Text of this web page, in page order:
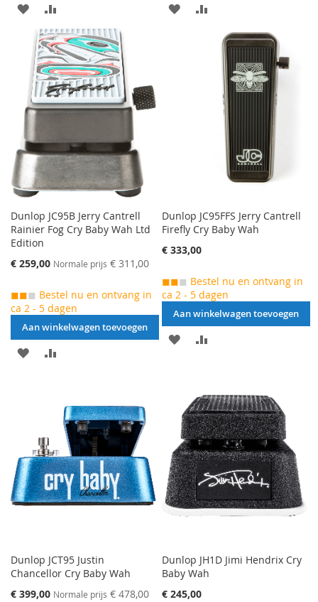
AAN
VERLANGLIJST
TOEVOEGEN
TOE
OM
TE
VERGELIJKEN
AAN
VERLANGLIJST
TOEVOEGEN
TOE
OM
VERGELIJKEN
Dunlop JC95B Jerry Cantrell
Rainier Fog Cry Baby Wah Ltd
Edition
Speciale
€ 259,00 Normale prijs € 311,00
◼◼◼ Bestel nu en ontvang in
ca 2 - 5 dagen
Aan winkelwagen toevoegen
AAN
TE
VERGELIJKEN
Dunlop JC95FFS Jerry Cantrell
Firefly Cry Baby Wah
€ 333,00
◼◼◼ Bestel nu en ontvang in
ca 2 - 5 dagen
Aan winkelwagen toevoegen
AAN
TE
VERGELIJKEN
Dunlop JCT95 Justin
Chancellor Cry Baby Wah
Speciale
€ 399,00 Normale prijs € 478,00
Dunlop JH1D Jimi Hendrix Cry
Baby Wah
€ 245,00